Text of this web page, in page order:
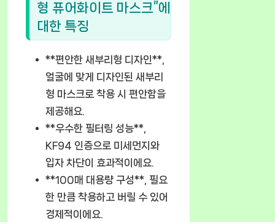
형 퓨어화이트 마스크”에
대한 특징
**편안한 새부리형 디자인**,
얼굴에 맞게 디자인된 새부리
형 마스크로 착용 시 편안함을
제공해요.
**우수한 필터링 성능**,
KF94 인증으로 미세먼지와
입자 차단이 효과적이에요.
**100매 대용량 구성**, 필요
한 만큼 착용하고 버릴 수 있어
경제적이에요.